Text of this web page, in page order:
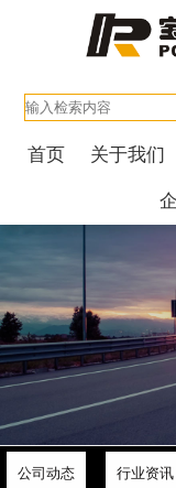
首页 关于我们
公司动态 行业资讯